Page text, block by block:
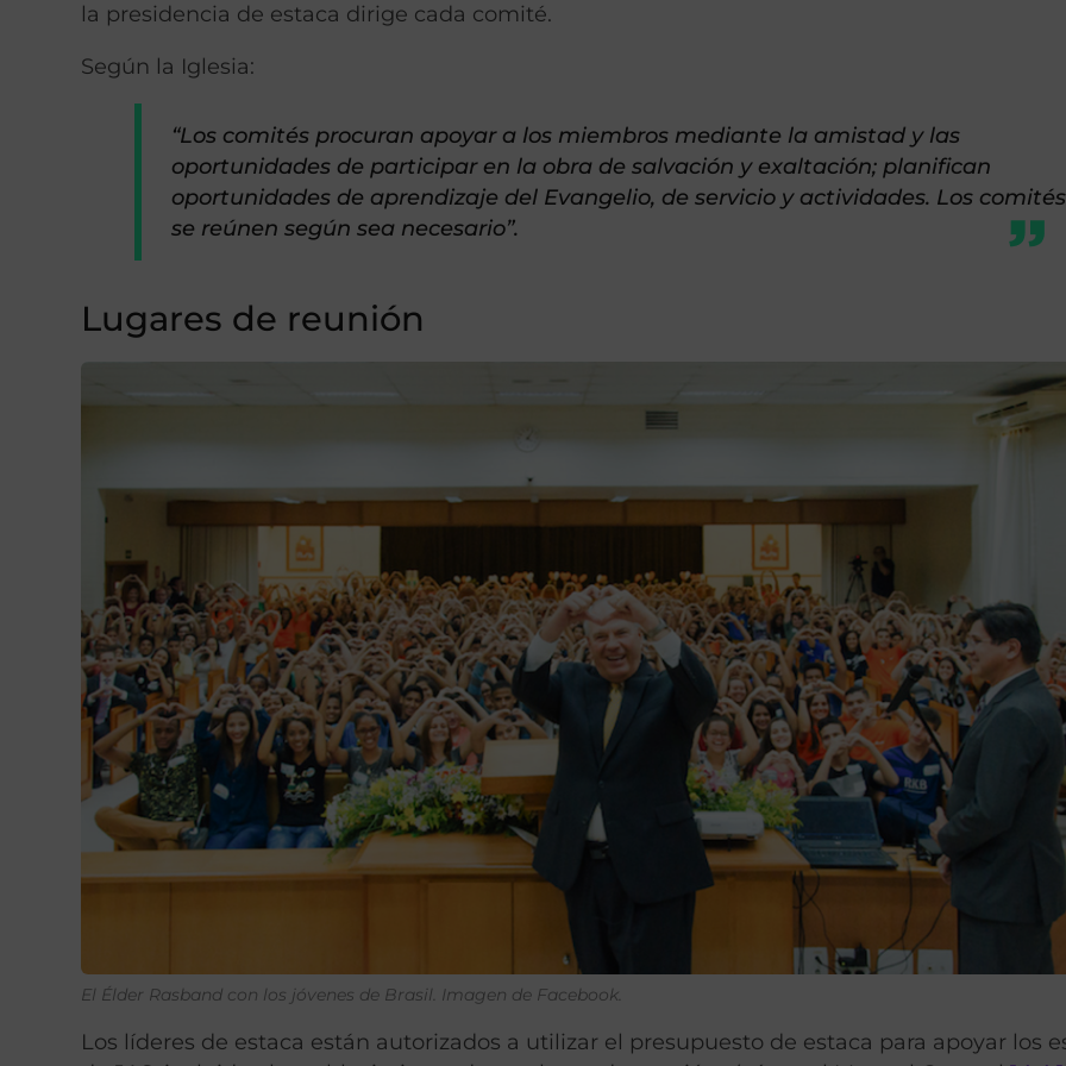
la presidencia de estaca dirige cada comité.
Según la Iglesia:
“Los comités procuran apoyar a los miembros mediante la amistad y las
oportunidades de participar en la obra de salvación y exaltación; planifican
oportunidades de aprendizaje del Evangelio, de servicio y actividades. Los comités
se reúnen según sea necesario”.
Lugares de reunión
El Élder Rasband con los jóvenes de Brasil. Imagen de Facebook.
Los líderes de estaca están autorizados a utilizar el presupuesto de estaca para apoyar los